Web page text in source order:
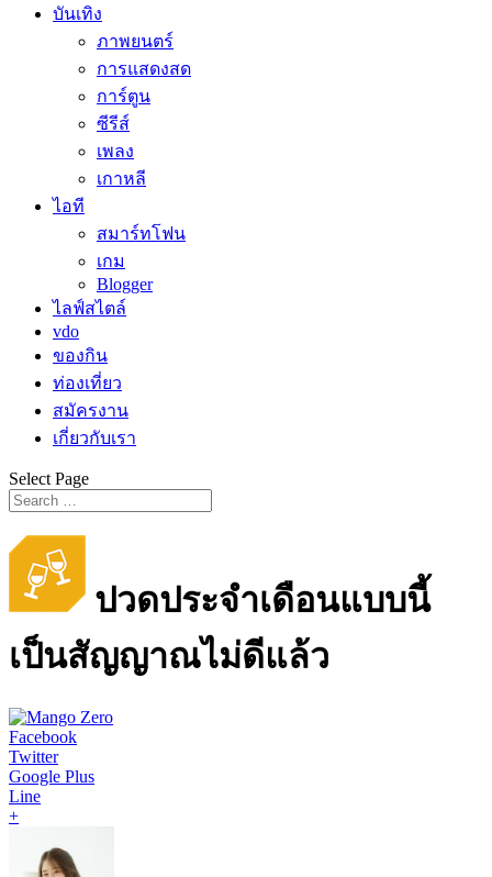
บันเทิง
ภาพยนตร์
การแสดงสด
การ์ตูน
ซีรีส์
เพลง
เกาหลี
ไอที
สมาร์ทโฟน
เกม
Blogger
ไลฟ์สไตล์
vdo
ของกิน
ท่องเที่ยว
สมัครงาน
เกี่ยวกับเรา
Select Page
ปวดประจำเดือนแบบนี้
เป็นสัญญาณไม่ดีแล้ว
Facebook
Twitter
Google Plus
Line
+